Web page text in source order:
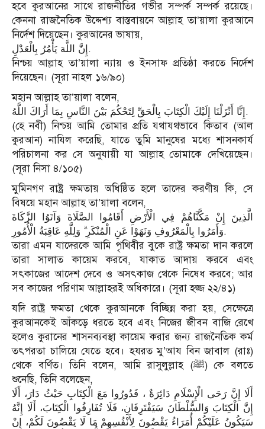
হবে কুরআনের সাথে রাজনীতির গভীর সম্পর্ক সম্পর্ক রয়েছে।
কেননা রাজনৈতিক উদ্দেশ্য বাস্তবায়নে আল্লাহ তা’য়ালা কুরআনে
নির্দেশ দিয়েছেন। কুরআনের ভাষায়,
إِنَّ اللَّهَ يَأْمُرُ بِالْعَدْلِ.
নিশ্চয় আল্লাহ তা’য়ালা ন্যায় ও ইনসাফ প্রতিষ্ঠা করতে নির্দেশ
দিয়েছেন। (সূরা নাহল ১৬/৯০)
মহান আল্লাহ তা’য়ালা বলেন,
إِنَّا أَنْزَلْنَا إِلَيْكَ الْكِتَابَ بِالْحَقِّ لِتَحْكُمَ بَيْنَ النَّاسِ بِمَا أَرَاكَ اللَّهُ.
(হে নবী) নিশ্চয় আমি তোমার প্রতি যথাযথভাবে কিতাব (আল
কুরআন) নাযিল করেছি, যাতে তুমি মানুষের মধ্যে শাসনকার্য
পরিচালনা কর সে অনুযায়ী যা আল্লাহ তোমাকে দেখিয়েছেন।
(সূরা নিসা ৪/১০৫)
মুমিনগণ রাষ্ট্র ক্ষমতায় অধিষ্ঠিত হলে তাদের করণীয় কি, সে
বিষয়ে মহান আল্লাহ তা’য়ালা বলেন,
الَّذِينَ إِنْ مَكَّنَّاهُمْ فِي الْأَرْضِ أَقَامُوا الصَّلَاةَ وَآتَوُا الزَّكَاةَ
وَأَمَرُوا بِالْمَعْرُوفِ وَنَهَوْا عَنِ الْمُنْكَرِ ۗ وَلِلَّهِ عَاقِبَةُ الْأُمُورِ.
তারা এমন যাদেরকে আমি পৃথিবীর বুকে রাষ্ট্র ক্ষমতা দান করলে
তারা সালাত কায়েম করবে, যাকাত আদায় করবে এবং
সৎকাজের আদেশ দেবে ও অসৎকাজ থেকে নিষেধ করবে; আর
সব কাজের পরিণাম আল্লাহরই অধিকারে। (সূরা হজ্জ ২২/৪১)
যদি রাষ্ট্র ক্ষমতা থেকে কুরআনকে বিচ্ছিন্ন করা হয়, সেক্ষেত্রে
কুরআনকেই আঁকড়ে ধরতে হবে এবং নিজের জীবন বাজি রেখে
হলেও কুরানের শাসনব্যবস্থা কায়েম করার জন্য রাজনৈতিক কর্ম
তৎপরতা চালিয়ে যেতে হবে। হযরত মু’আয বিন জাবাল (রাঃ)
থেকে বর্ণিত। তিনি বলেন, আমি রাসুলুল্লাহ (ﷺ) কে বলতে
শুনেছি, তিনি বলেছেন,
أَلَا إِنَّ رَحَى الْإِسْلَامِ دَائِرَةٌ ، فَدُورُوا مَعَ الْكِتَابِ حَيْثُ دَارَ، أَلَا
إِنَّ الْكِتَابَ وَالسُّلْطَانَ سَيَفْتَرِقَانِ، فَلَا تُفَارِقُوا الْكِتَابَ، أَلَا إِنَّهُ
سَيَكُونُ عَلَيْكُمْ أُمَرَاءُ يَقْضُونَ لِأَنْفُسِهِمْ مَا لَا يَقْضُونَ لَكُمْ، إِنْ